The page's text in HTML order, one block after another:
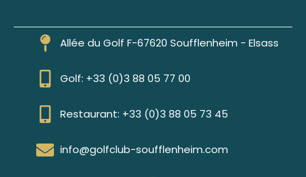
Allée du Golf F-67620 Soufflenheim - Elsass
Golf: +33 (0)3 88 05 77 00
Restaurant: +33 (0)3 88 05 73 45
info@golfclub-soufflenheim.com